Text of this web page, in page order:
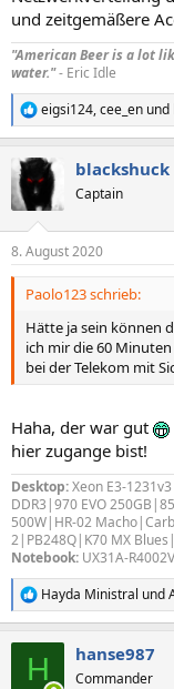
und zeitgemäßere
"American Beer is a lot
water."- Eric Idle
R
e
k
t
i
e
n
eigsi124,cee_en und
blackshuck
Captain
8. August 2020
Paolo123 schrieb:
Hätte ja sein können
ich mir die 60
bei der Telekom mit
Haha, der war gut
hier zugange bist!
Desktop:Xeon E3-
DDR3|970 EVO
500W|HR-02
2|PB248Q|K70 MX
Notebook: UX31A-
R
e
Hayda Ministral und
H hanse987
Commander